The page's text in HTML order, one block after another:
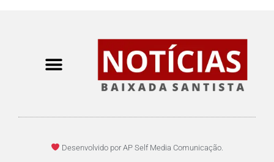
Desenvolvido por AP Self Media Comunicação.